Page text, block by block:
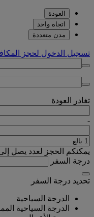
العودة
اتجاه واحد
مدن متعددة
تسجيل الدخول لحجز
تغادر العودة
-
يمكنكم الحجز لعدد يصل
درجة السفر
تحديد درجة السفر
الدرجة السياحية
الدرجة السياحية